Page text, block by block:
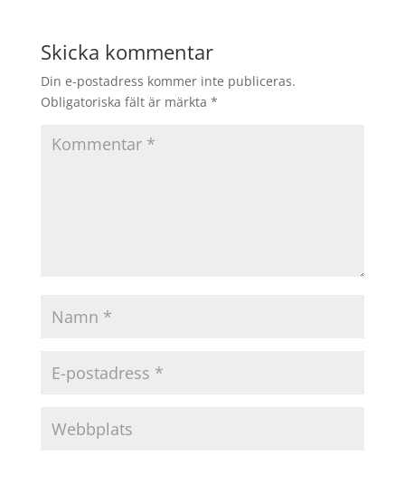
Skicka kommentar
Din e-postadress kommer inte publiceras.
Obligatoriska fält är märkta *